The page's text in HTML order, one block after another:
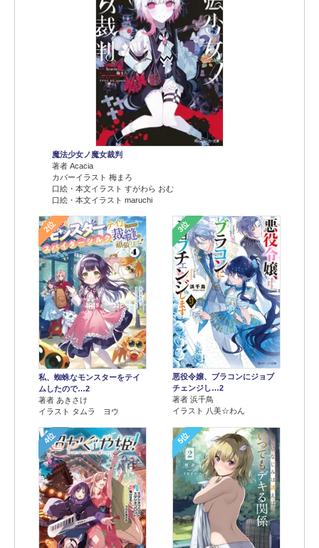
魔法少女ノ魔女裁判
著者 Acacia
カバーイラスト 梅まろ
口絵・本文イラスト すがわら おむ
口絵・本文イラスト maruchi
2位
私、蜘蛛なモンスターをテイ
ムしたので…2
著者 あきさけ
イラスト タムラ ヨウ
3位
悪役令嬢、ブラコンにジョブ
チェンジし…2
著者 浜千鳥
イラスト 八美☆わん
4位 5位